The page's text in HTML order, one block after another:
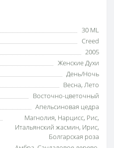
30 ML
Creed
2005
Женские Духи
День/Ночь
Весна, Лето
Восточно-цветочный
Апельсиновая цедра
Магнолия, Нарцисс, Рис,
Итальянский жасмин, Ирис,
Болгарская роза